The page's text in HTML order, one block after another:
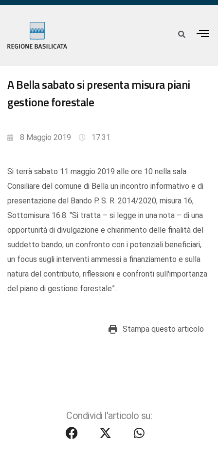
A Bella sabato si presenta misura piani
gestione forestale
8 Maggio 2019 17:31
Si terrà sabato 11 maggio 2019 alle ore 10 nella sala
Consiliare del comune di Bella un incontro informativo e di
presentazione del Bando P. S. R. 2014/2020, misura 16,
Sottomisura 16.8. “Si tratta – si legge in una nota – di una
opportunità di divulgazione e chiarimento delle finalità del
suddetto bando, un confronto con i potenziali beneficiari,
un focus sugli interventi ammessi a finanziamento e sulla
natura del contributo, riflessioni e confronti sull'importanza
del piano di gestione forestale”.
Stampa questo articolo
Condividi l'articolo su: